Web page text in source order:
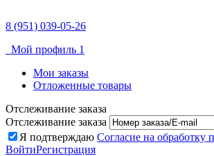
8 (951) 039-05-26
Мой профиль 1
Мои заказы
Отложенные товары
Отслеживание заказа
Отслеживание заказа
Я подтверждаю Согласие на обработку
ВойтиРегистрация